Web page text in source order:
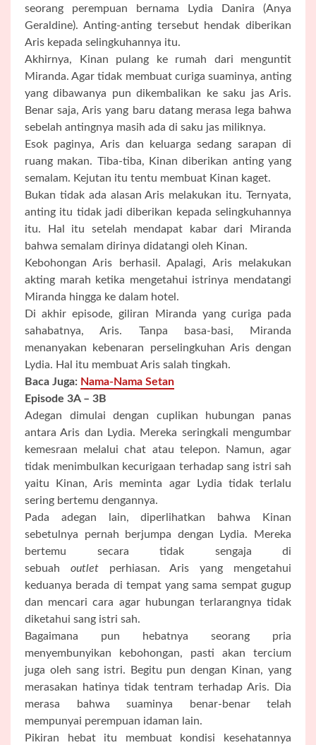
seorang perempuan bernama Lydia Danira (Anya
Geraldine). Anting-anting tersebut hendak diberikan
Aris kepada selingkuhannya itu.
Akhirnya, Kinan pulang ke rumah dari menguntit
Miranda. Agar tidak membuat curiga suaminya, anting
yang dibawanya pun dikembalikan ke saku jas Aris.
Benar saja, Aris yang baru datang merasa lega bahwa
sebelah antingnya masih ada di saku jas miliknya.
Esok paginya, Aris dan keluarga sedang sarapan di
ruang makan. Tiba-tiba, Kinan diberikan anting yang
semalam. Kejutan itu tentu membuat Kinan kaget.
Bukan tidak ada alasan Aris melakukan itu. Ternyata,
anting itu tidak jadi diberikan kepada selingkuhannya
itu. Hal itu setelah mendapat kabar dari Miranda
bahwa semalam dirinya didatangi oleh Kinan.
Kebohongan Aris berhasil. Apalagi, Aris melakukan
akting marah ketika mengetahui istrinya mendatangi
Miranda hingga ke dalam hotel.
Di akhir episode, giliran Miranda yang curiga pada
sahabatnya, Aris. Tanpa basa-basi, Miranda
menanyakan kebenaran perselingkuhan Aris dengan
Lydia. Hal itu membuat Aris salah tingkah.
Baca Juga: Nama-Nama Setan
Episode 3A – 3B
Adegan dimulai dengan cuplikan hubungan panas
antara Aris dan Lydia. Mereka seringkali mengumbar
kemesraan melalui chat atau telepon. Namun, agar
tidak menimbulkan kecurigaan terhadap sang istri sah
yaitu Kinan, Aris meminta agar Lydia tidak terlalu
sering bertemu dengannya.
Pada adegan lain, diperlihatkan bahwa Kinan
sebetulnya pernah berjumpa dengan Lydia. Mereka
bertemu secara tidak sengaja di
sebuah outlet perhiasan. Aris yang mengetahui
keduanya berada di tempat yang sama sempat gugup
dan mencari cara agar hubungan terlarangnya tidak
diketahui sang istri sah.
Bagaimana pun hebatnya seorang pria
menyembunyikan kebohongan, pasti akan tercium
juga oleh sang istri. Begitu pun dengan Kinan, yang
merasakan hatinya tidak tentram terhadap Aris. Dia
merasa bahwa suaminya benar-benar telah
mempunyai perempuan idaman lain.
Pikiran hebat itu membuat kondisi kesehatannya